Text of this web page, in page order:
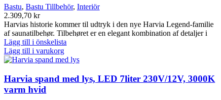
Bastu, Bastu Tillbehör, Interiör
2.309,70 kr
Harvias historie kommer til udtryk i den nye Harvia Legend-familie
af saunatilbehør. Tilbehøret er en elegant kombination af detaljer i
Lägg till i önskelista
Lägg till i varukorg
Harvia spand med lys, LED 7liter 230V/12V, 3000K
varm hvid